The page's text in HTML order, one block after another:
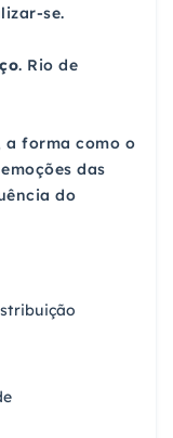
se.
. Rio de
a forma como o
das
do